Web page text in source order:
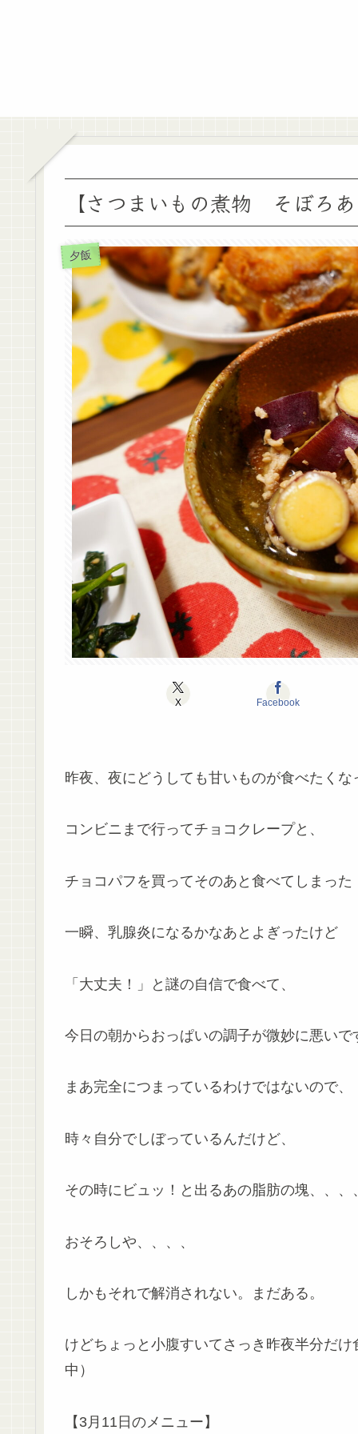
【さつまいもの煮物 そぼろ
夕飯
X Facebook
昨夜、夜にどうしても甘いものが食べたくな
コンビニまで行ってチョコクレープと、
チョコパフを買ってそのあと食べてしまった
一瞬、乳腺炎になるかなあとよぎったけど
「大丈夫！」と謎の自信で食べて、
今日の朝からおっぱいの調子が微妙に悪いで
まあ完全につまっているわけではないので、
時々自分でしぼっているんだけど、
その時にビュッ！と出るあの脂肪の塊、、、
おそろしや、、、、
しかもそれで解消されない。まだある。
けどちょっと小腹すいてさっき昨夜半分だ
中）
【3月11日のメニュー】